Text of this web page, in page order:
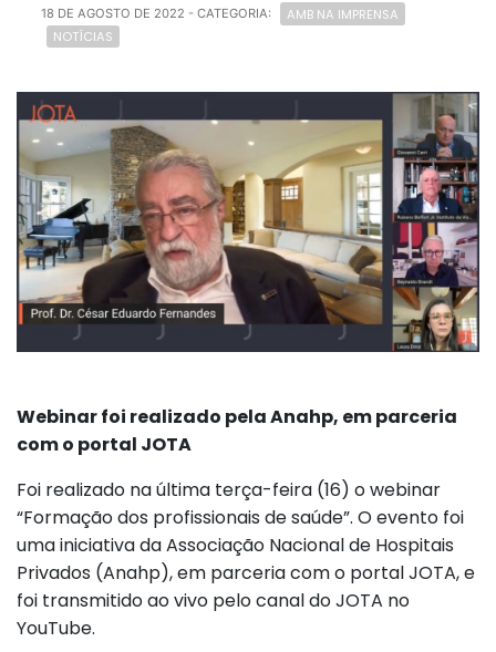
18 DE AGOSTO DE 2022 - CATEGORIA:
AMB NA IMPRENSA
NOTÍCIAS
Webinar foi realizado pela Anahp, em parceria
com o portal JOTA
Foi realizado na última terça-feira (16) o webinar
“Formação dos profissionais de saúde”. O evento foi
uma iniciativa da Associação Nacional de Hospitais
Privados (Anahp), em parceria com o portal JOTA, e
foi transmitido ao vivo pelo canal do JOTA no
YouTube.